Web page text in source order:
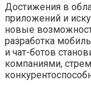
Достижения в
приложений и
новые
разработка
и чат-ботов
компаниями,